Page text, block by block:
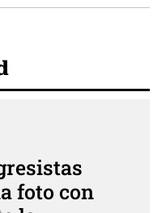
foto con